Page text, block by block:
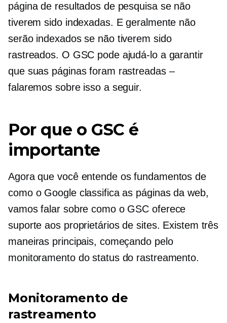
página de resultados de pesquisa se não
tiverem sido indexadas. E geralmente não
serão indexados se não tiverem sido
rastreados. O GSC pode ajudá-lo a garantir
que suas páginas foram rastreadas –
falaremos sobre isso a seguir.
Por que o GSC é
importante
Agora que você entende os fundamentos de
como o Google classifica as páginas da web,
vamos falar sobre como o GSC oferece
suporte aos proprietários de sites. Existem três
maneiras principais, começando pelo
monitoramento do status do rastreamento.
Monitoramento de
rastreamento